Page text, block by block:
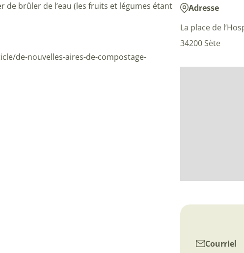
de brûler de l’eau (les fruits et légumes étant
de-nouvelles-aires-de-compostage-
Adresse
La place de
34200 Sète
Courriel